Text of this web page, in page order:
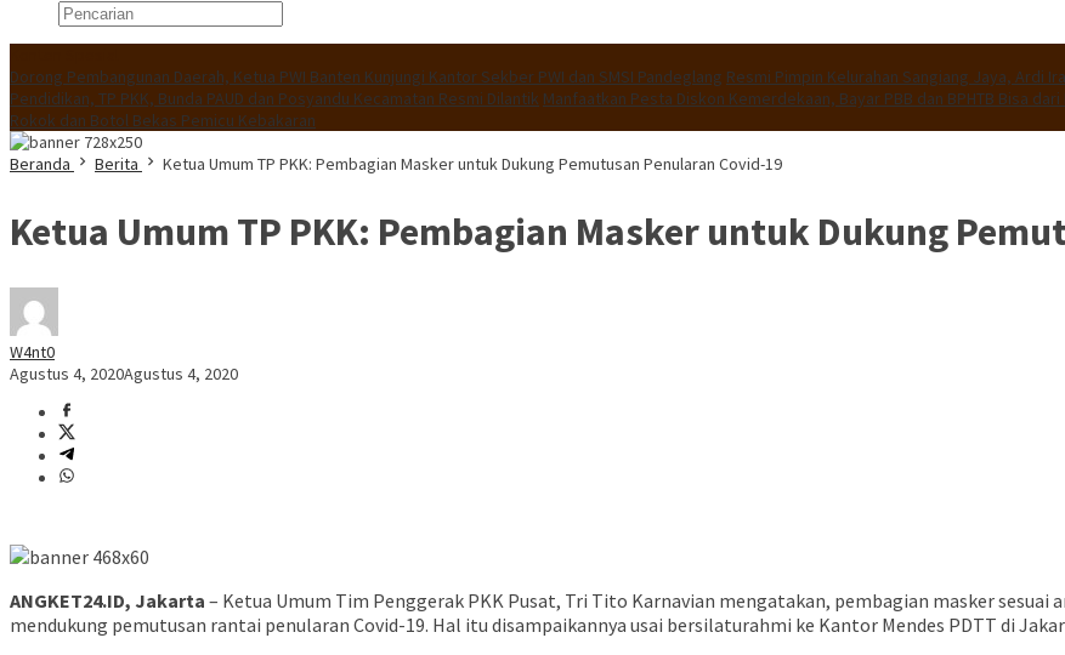
Dorong Pembangunan Daerah, Ketua PWI Banten Kunjungi Kantor Sekber PWI dan SMSI Pandeglang Resmi Pimpin Kelurahan Sangiang Jaya, Ardi
Pendidikan, TP PKK, Bunda PAUD dan Posyandu Kecamatan Resmi Dilantik Manfaatkan Pesta Diskon Kemerdekaan, Bayar PBB dan BPHTB Bisa dari
Rokok dan Botol Bekas Pemicu Kebakaran
Beranda
Berita Ketua Umum TP PKK: Pembagian Masker untuk Dukung Pemutusan Penularan Covid-19
Ketua Umum TP PKK: Pembagian Masker untuk Dukung
W4nt0
Agustus 4, 2020Agustus 4, 2020
ANGKET24.ID, Jakarta – Ketua Umum Tim Penggerak PKK Pusat, Tri Tito Karnavian mengatakan, pembagian masker sesuai
mendukung pemutusan rantai penularan Covid-19. Hal itu disampaikannya usai bersilaturahmi ke Kantor Mendes PDTT di